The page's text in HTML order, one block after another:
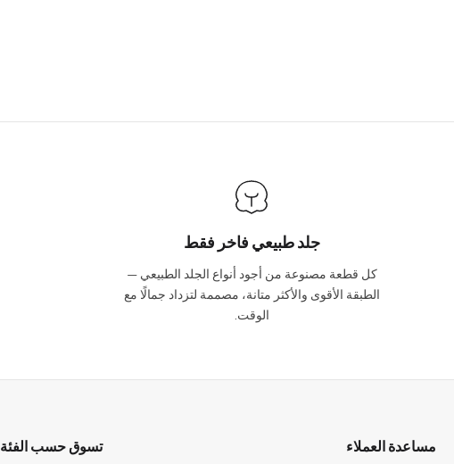
جلد طبيعي فاخر فقط
كل قطعة مصنوعة من أجود أنواع الجلد الطبيعي —
الطبقة الأقوى والأكثر متانة، مصممة لتزداد جمالًا مع
الوقت.
مساعدة العملاء تسوق حسب الفئة